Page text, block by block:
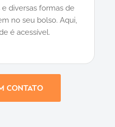
diversas formas de
no seu bolso. Aqui,
é acessível.
CONTATO